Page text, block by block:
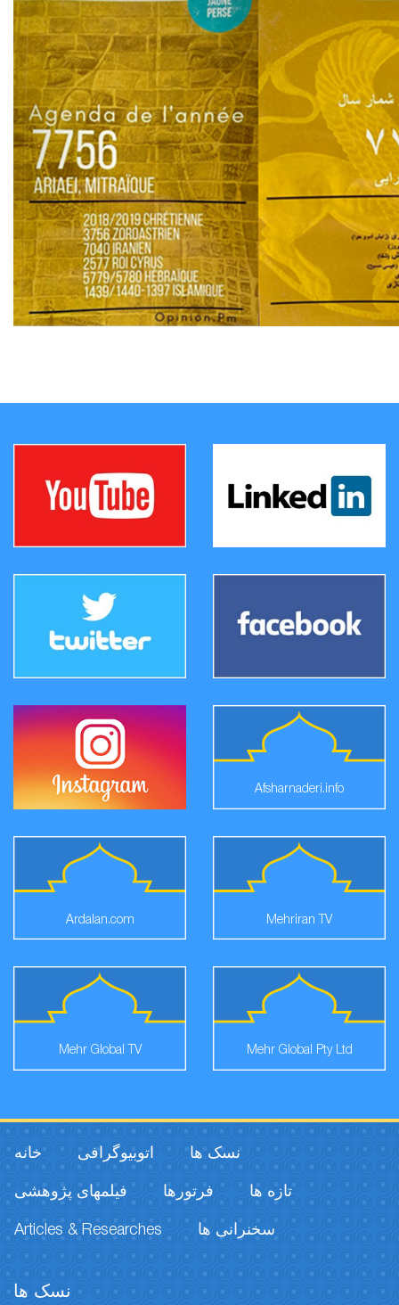
Afsharnaderi.info
Ardalan.com Mehriran TV
Mehr Global TV Mehr Global Pty Ltd
خانه اتوبیوگرافی نسک ها
فیلمهای پژوهشی فرتورها تازه ها
Articles & Researches سخنرانی ها
نسک ها